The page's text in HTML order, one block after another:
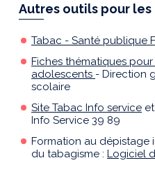
Autres outils pour
Tabac - Santé publique
Fiches thématiques
adolescents - Direction
scolaire
Site Tabac Info service
Info Service 39 89
Formation au dépistage
du tabagisme : Logiciel